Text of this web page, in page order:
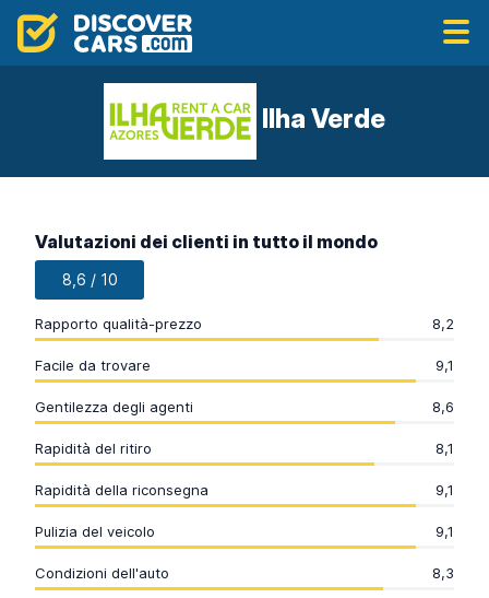
Ilha Verde
Valutazioni dei clienti in tutto il mondo
8,6 / 10
Rapporto qualità-prezzo 8,2
Facile da trovare 9,1
Gentilezza degli agenti 8,6
Rapidità del ritiro 8,1
Rapidità della riconsegna 9,1
Pulizia del veicolo 9,1
Condizioni dell'auto 8,3